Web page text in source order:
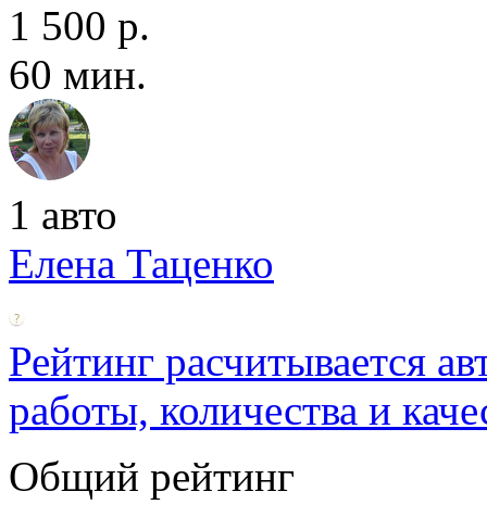
1 500 р.
60 мин.
1 авто
Елена Таценко
Рейтинг расчитывается
работы, количества и
Общий рейтинг